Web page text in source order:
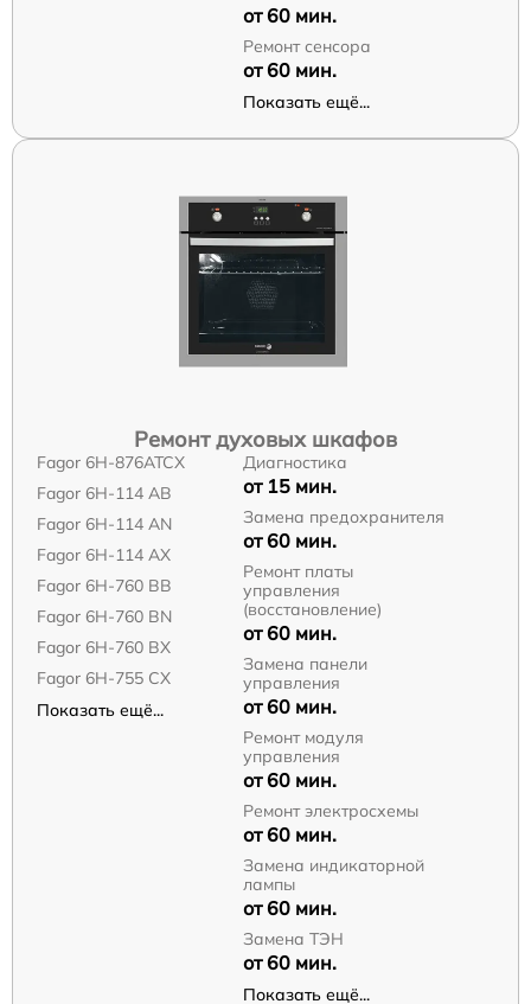
от 60 мин.
Ремонт сенсора
от 60 мин.
Показать ещё...
Ремонт духовых шкафов
Fagor 6H-876ATCX
Fagor 6H-114 AB
Fagor 6H-114 AN
Fagor 6H-114 AX
Fagor 6H-760 BB
Fagor 6H-760 BN
Fagor 6H-760 BX
Fagor 6H-755 CX
Показать ещё...
Диагностика
от 15 мин.
Замена предохранителя
от 60 мин.
Ремонт платы
управления
(восстановление)
от 60 мин.
Замена панели
управления
от 60 мин.
Ремонт модуля
управления
от 60 мин.
Ремонт электросхемы
от 60 мин.
Замена индикаторной
лампы
от 60 мин.
Замена ТЭН
от 60 мин.
Показать ещё...